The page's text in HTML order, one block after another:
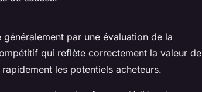
généralement par une évaluation de la
qui reflète correctement la valeur de
les potentiels acheteurs.